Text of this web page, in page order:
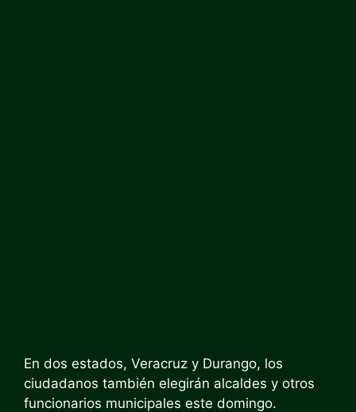
En dos estados, Veracruz y Durango, los
ciudadanos también elegirán alcaldes y otros
funcionarios municipales este domingo.